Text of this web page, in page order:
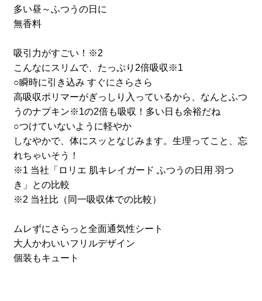
多い昼～ふつうの日に
無香料
吸引力がすごい！※2
こんなにスリムで、たっぷり2倍吸収※1
○瞬時に引き込み すぐにさらさら
高吸収ポリマーがぎっしり入っているから、なんとふつ
うのナプキン※1の2倍も吸収！多い日も余裕だね
○つけていないように軽やか
しなやかで、体にスッとなじみます。生理ってこと、忘
れちゃいそう！
※1 当社「ロリエ 肌キレイガード ふつうの日用 羽つ
き」との比較
※2 当社比（同一吸収体での比較）
ムレずにさらっと全面通気性シート
大人かわいいフリルデザイン
個装もキュート